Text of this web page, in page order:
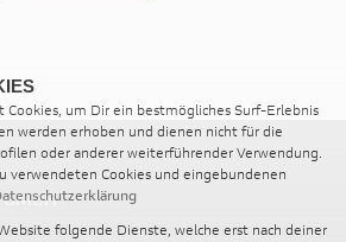
GMBH
um Dir ein bestmögliches Surf-Erlebnis
werden erhoben und dienen nicht für die
oder anderer weiterführender Verwendung.
verwendeten Cookies und eingebundenen
folgende Dienste, welche erst nach deiner